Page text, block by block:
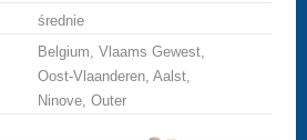
średnie
Belgium, Vlaams Gewest,
Oost-Vlaanderen, Aalst,
Ninove, Outer